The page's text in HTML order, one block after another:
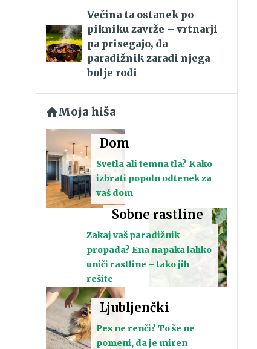
Večina ta ostanek po
pikniku zavrže – vrtnarji
pa prisegajo, da
paradižnik zaradi njega
bolje rodi
Moja hiša
Dom
Svetla ali temna tla? Kako
izbrati popoln odtenek za
vaš dom
Sobne rastline
Zakaj vaš paradižnik
propada? Ena napaka lahko
uniči rastline – tako jih
rešite
Ljubljenčki
Pes ne renči? To še ne
pomeni, da je miren